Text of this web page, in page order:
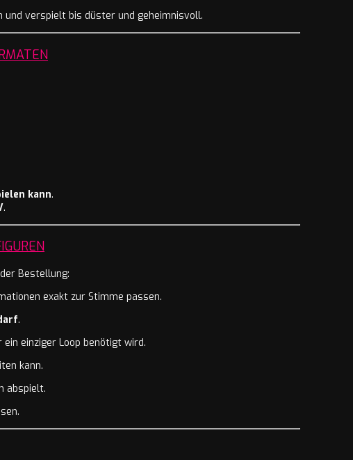
und verspielt bis düster und geheimnisvoll.
ATEN
kann.
.
Bestellung:
exakt zur Stimme passen.
.
ein einziger Loop benötigt wird.
kann.
abspielt.